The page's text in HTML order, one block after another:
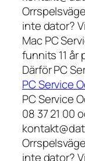
inte dator?
Mac PC
funnits 11 år
Därför PC
PC Service
PC Service
08 37 21 00
inte dator?